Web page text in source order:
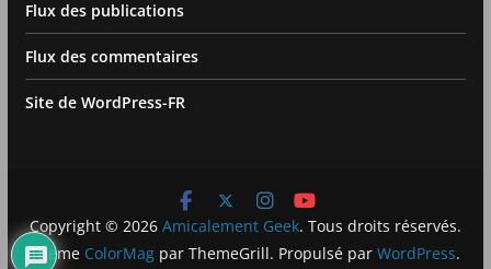
Flux des publications
Flux des commentaires
Site de WordPress-FR
Copyright © 2026 Amicalement Geek. Tous droits réservés.
Theme ColorMag par ThemeGrill. Propulsé parWordPress.